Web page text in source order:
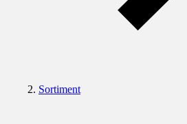
Sortiment